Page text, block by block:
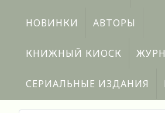
НОВИНКИ АВТОРЫ
КНИЖНЫЙ КИОСК
СЕРИАЛЬНЫЕ ИЗДАНИЯ